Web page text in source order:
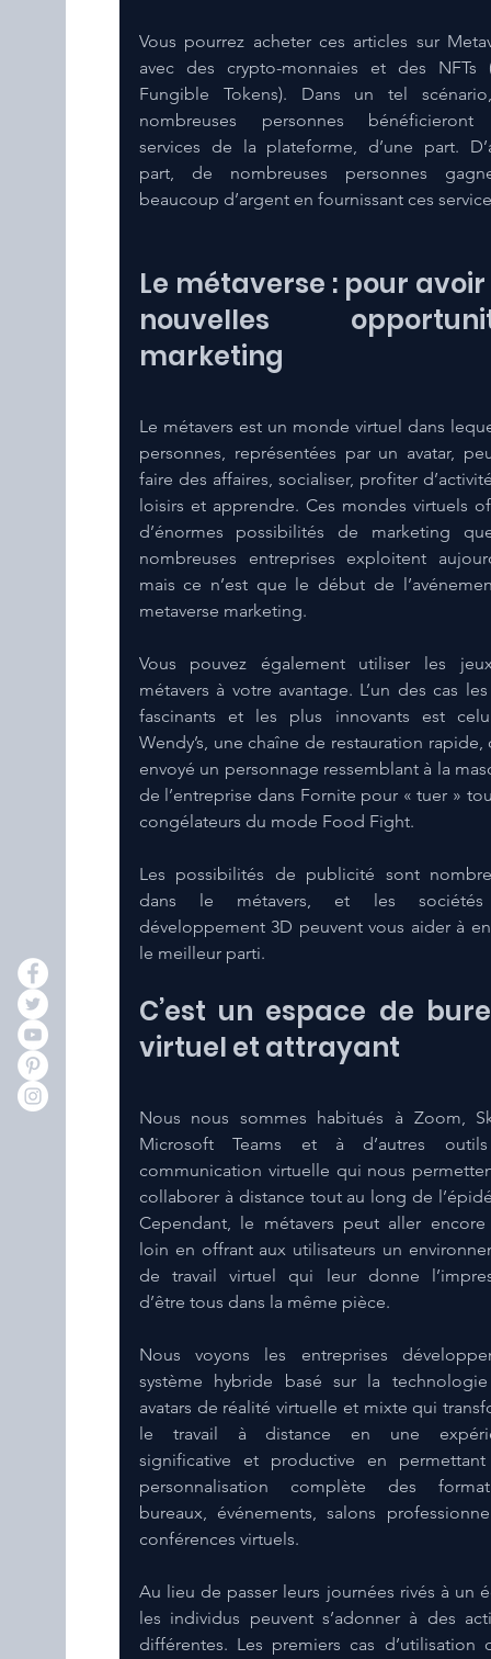
Vous pourrez acheter ces articles sur
avec des crypto-monnaies et des NFTs
Fungible Tokens). Dans un tel
nombreuses personnes
services de la plateforme, d’une part.
part, de nombreuses personnes
beaucoup d’argent en fournissant ces
Le métaverse : pour
nouvelles
marketing
Le métavers est un monde virtuel dans
personnes, représentées par un avatar,
faire des affaires, socialiser, profiter
loisirs et apprendre. Ces mondes virtuels
d’énormes possibilités de marketing
nombreuses entreprises exploitent
mais ce n’est que le début de
metaverse marketing.
Vous pouvez également utiliser les
métavers à votre avantage. L’un des cas
fascinants et les plus innovants est
Wendy’s, une chaîne de restauration rapide,
envoyé un personnage ressemblant à la
de l’entreprise dans Fornite pour « tuer »
congélateurs du mode Food Fight.
Les possibilités de publicité sont
dans le métavers, et les
développement 3D peuvent vous aider à
le meilleur parti.
C’est un espace de
virtuel et attrayant
Nous nous sommes habitués à Zoom,
Microsoft Teams et à d’autres
communication virtuelle qui nous
collaborer à distance tout au long de
Cependant, le métavers peut aller
loin en offrant aux utilisateurs un
de travail virtuel qui leur donne
d’être tous dans la même pièce.
Nous voyons les entreprises
système hybride basé sur la
avatars de réalité virtuelle et mixte qui
le travail à distance en une
significative et productive en
personnalisation complète des
bureaux, événements, salons
conférences virtuels.
Au lieu de passer leurs journées rivés à un
les individus peuvent s’adonner à des
différentes. Les premiers cas d’utilisation